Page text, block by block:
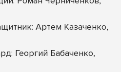
Артем Казаченко,
Георгий Бабаченко,